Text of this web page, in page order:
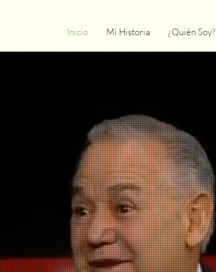
Inicio Mi Historia ¿Quién Soy?